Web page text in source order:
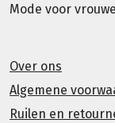
Mode voor
Over ons
Algemene
Ruilen en